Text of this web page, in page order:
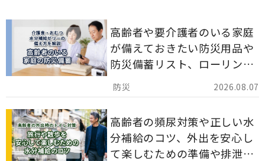
2026.08.07
高齢者や要介護者のいる家庭
が備えておきたい防災用品や
防災備蓄リスト、ローリング
ストックのポイントについて
解説します。
高齢者の頻尿対策や正しい水
分補給のコツ、外出を安心し
て楽しむための準備や排泄ケ